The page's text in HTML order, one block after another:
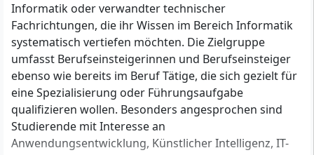
Informatik oder verwandter technischer
Fachrichtungen, die ihr Wissen im Bereich Informatik
systematisch vertiefen möchten. Die Zielgruppe
umfasst Berufseinsteigerinnen und Berufseinsteiger
ebenso wie bereits im Beruf Tätige, die sich gezielt für
eine Spezialisierung oder Führungsaufgabe
qualifizieren wollen. Besonders angesprochen sind
Studierende mit Interesse an
Anwendungsentwicklung, Künstlicher Intelligenz, IT-